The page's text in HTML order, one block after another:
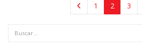
1 2 3